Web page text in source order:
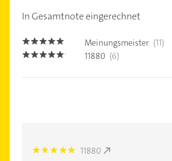
In Gesamtnote eingerechnet
4.9 Meinungsmeister (11)
5.0 11880 (6)
5.0 11880